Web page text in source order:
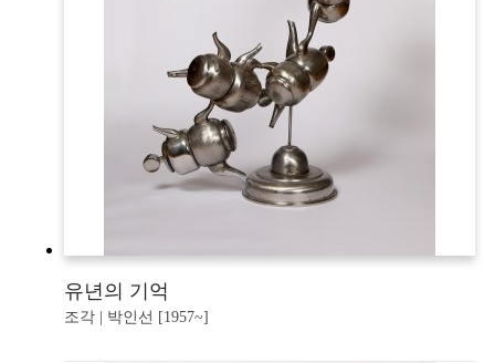
유년의 기억
조각 | 박인선 [1957~]